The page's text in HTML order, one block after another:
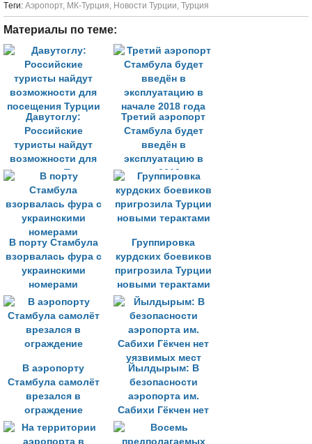
Tеги: Аэропорт, МК-Турция, Новости Турции, Турция
Материалы по теме:
Давутоглу:
Российские
туристы найдут
возможности для
посещения Турции
Третий аэропорт
Стамбула будет
введён в
эксплуатацию в
начале 2018 года
В порту Стамбула
взорвалась фура с
украинскими
номерами
Группировка
курдских боевиков
пригрозила Турции
новыми терактами
В аэропорту
Стамбула самолёт
врезался в
ограждение
Йылдырым: В
безопасности
аэропорта им.
Сабихи Гёкчен нет
уязвимых мест